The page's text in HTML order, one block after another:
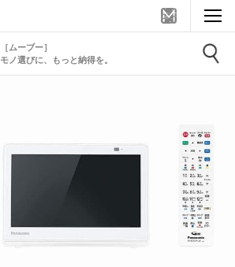
［ムーブー］
モノ選びに、もっと納得を。